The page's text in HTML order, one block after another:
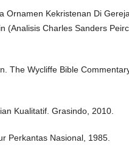
Ornamen Kekristenan Di Gereja
(Analisis Charles Sanders
The Wycliffe Bible
Kualitatif. Grasindo, 2010.
Perkantas Nasional, 1985.